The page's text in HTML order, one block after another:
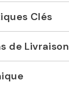
Clés
de Livraison